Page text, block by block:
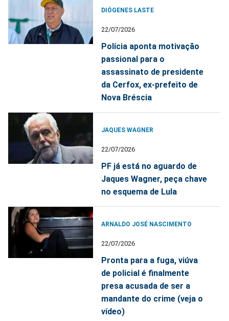
DIÓGENES LASTE
22/07/2026
Polícia aponta motivação
passional para o
assassinato de presidente
da Cerfox, ex-prefeito de
Nova Bréscia
JAQUES WAGNER
22/07/2026
PF já está no aguardo de
Jaques Wagner, peça chave
no esquema de Lula
ARNALDO JOSÉ NASCIMENTO
22/07/2026
Pronta para a fuga, viúva
de policial é finalmente
presa acusada de ser a
mandante do crime (veja o
vídeo)